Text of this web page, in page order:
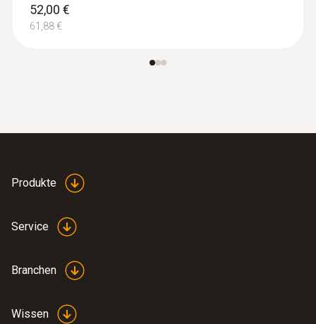
Innenräumen inkl. Langzeitmessung
455,00 €
52,00 €
61,88 €
Produkte
Service
Branchen
Wissen